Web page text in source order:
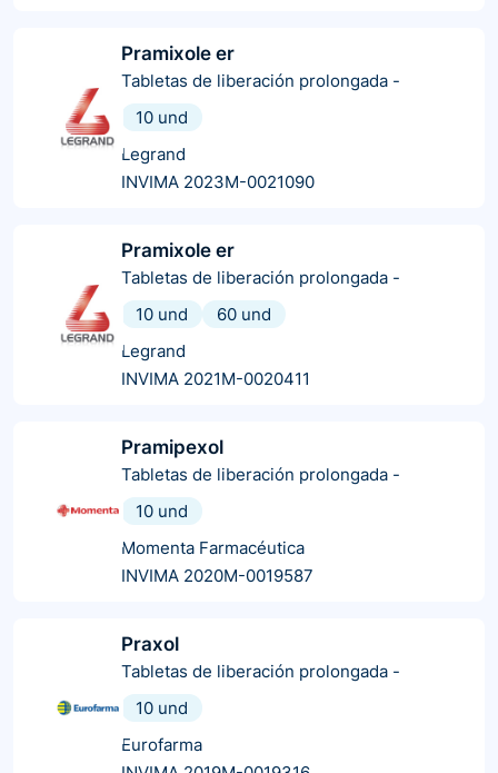
Pramixole er
Tabletas de liberación prolongada -
10 und
Legrand
INVIMA 2023M-0021090
Pramixole er
Tabletas de liberación prolongada -
10 und
60 und
Legrand
INVIMA 2021M-0020411
Pramipexol
Tabletas de liberación prolongada -
10 und
Momenta Farmacéutica
INVIMA 2020M-0019587
Praxol
Tabletas de liberación prolongada -
10 und
Eurofarma